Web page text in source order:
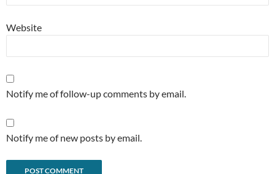
Website
Notify me of follow-up comments by email.
Notify me of new posts by email.